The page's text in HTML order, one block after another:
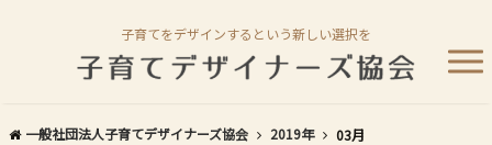
子育てをデザインするという新しい選択を
一般社団法人子育てデザイナーズ協会 2019年 03月